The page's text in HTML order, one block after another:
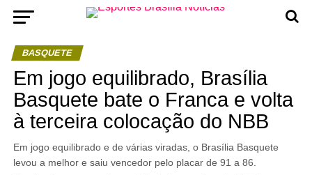
BASQUETE
Em jogo equilibrado, Brasília
Basquete bate o Franca e volta
à terceira colocação do NBB
Em jogo equilibrado e de várias viradas, o Brasília Basquete
levou a melhor e saiu vencedor pelo placar de 91 a 86.